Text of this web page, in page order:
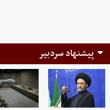
پیشنهاد سردبیر